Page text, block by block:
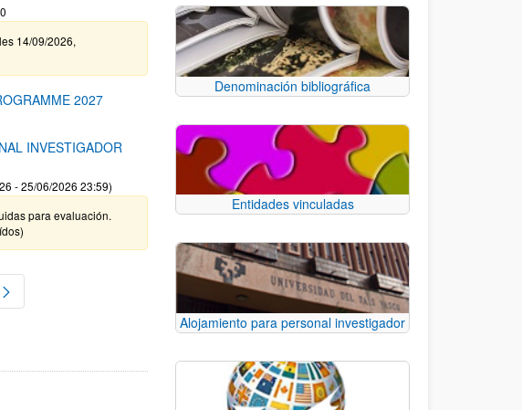
14/09/2026,
2027
INVESTIGADOR
- 25/06/2026 23:59)
para evaluación.
Use TAB para desplazarse.
Denominación bibliográfica
Entidades vinculadas
Alojamiento para personal investigador